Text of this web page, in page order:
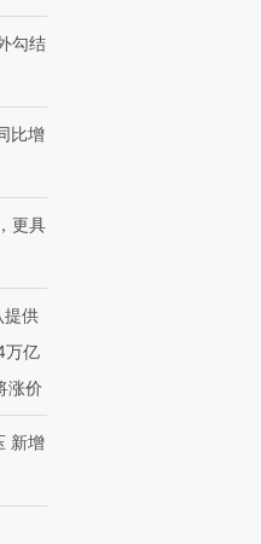
勾结
比增
更具
提供
万亿
涨价
新增